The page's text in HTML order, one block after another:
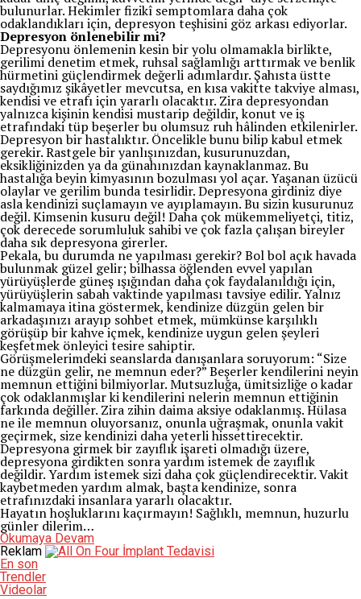
bulunurlar. Hekimler fizikî semptomlara daha çok
odaklandıkları için, depresyon teşhisini göz arkası ediyorlar.
Depresyon önlenebilir mi?
Depresyonu önlemenin kesin bir yolu olmamakla birlikte,
gerilimi denetim etmek, ruhsal sağlamlığı arttırmak ve benlik
hürmetini güçlendirmek değerli adımlardır. Şahısta üstte
saydığımız şikâyetler mevcutsa, en kısa vakitte takviye alması,
kendisi ve etrafı için yararlı olacaktır. Zira depresyondan
yalnızca kişinin kendisi mustarip değildir, konut ve iş
etrafındaki tüp beşerler bu olumsuz ruh hâlinden etkilenirler.
Depresyon bir hastalıktır. Öncelikle bunu bilip kabul etmek
gerekir. Rastgele bir yanlışınızdan, kusurunuzdan,
eksikliğinizden ya da günahınızdan kaynaklanmaz. Bu
hastalığa beyin kimyasının bozulması yol açar. Yaşanan üzücü
olaylar ve gerilim bunda tesirlidir. Depresyona girdiniz diye
asla kendinizi suçlamayın ve ayıplamayın. Bu sizin kusurunuz
değil. Kimsenin kusuru değil! Daha çok mükemmeliyetçi, titiz,
çok derecede sorumluluk sahibi ve çok fazla çalışan bireyler
daha sık depresyona girerler.
Pekala, bu durumda ne yapılması gerekir? Bol bol açık havada
bulunmak güzel gelir; bilhassa öğlenden evvel yapılan
yürüyüşlerde güneş ışığından daha çok faydalanıldığı için,
yürüyüşlerin sabah vaktinde yapılması tavsiye edilir. Yalnız
kalmamaya itina göstermek, kendinize düzgün gelen bir
arkadaşınızı arayıp sohbet etmek, mümkünse karşılıklı
görüşüp bir kahve içmek, kendinize uygun gelen şeyleri
keşfetmek önleyici tesire sahiptir.
Görüşmelerimdeki seanslarda danışanlara soruyorum: “Size
ne düzgün gelir, ne memnun eder?” Beşerler kendilerini neyin
memnun ettiğini bilmiyorlar. Mutsuzluğa, ümitsizliğe o kadar
çok odaklanmışlar ki kendilerini nelerin memnun ettiğinin
farkında değiller. Zira zihin daima aksiye odaklanmış. Hülasa
ne ile memnun oluyorsanız, onunla uğraşmak, onunla vakit
geçirmek, size kendinizi daha yeterli hissettirecektir.
Depresyona girmek bir zayıflık işareti olmadığı üzere,
depresyona girdikten sonra yardım istemek de zayıflık
değildir. Yardım istemek sizi daha çok güçlendirecektir. Vakit
kaybetmeden yardım almak, başta kendinize, sonra
etrafınızdaki insanlara yararlı olacaktır.
Hayatın hoşluklarını kaçırmayın! Sağlıklı, memnun, huzurlu
günler dilerim…
Okumaya Devam
Reklam
En son
Trendler
Videolar